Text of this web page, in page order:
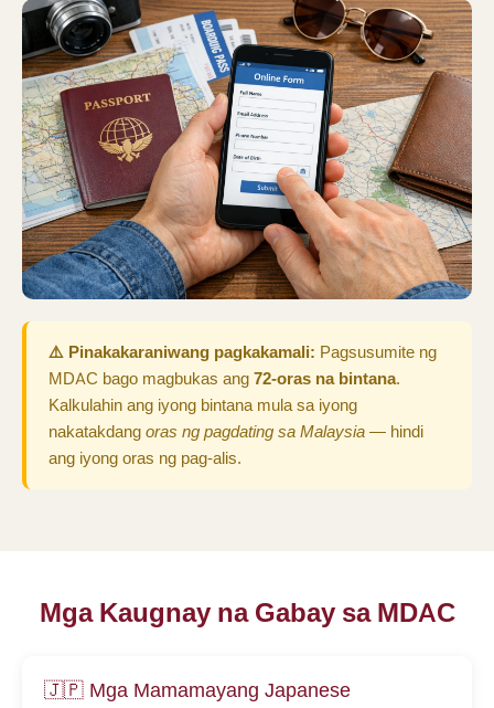
⚠️ Pinakakaraniwang pagkakamali: Pagsusumite ng
MDAC bago magbukas ang 72-oras na bintana.
Kalkulahin ang iyong bintana mula sa iyong
nakatakdang oras ng pagdating sa Malaysia — hindi
ang iyong oras ng pag-alis.
Mga Kaugnay na Gabay sa MDAC
🇯🇵 Mga Mamamayang Japanese